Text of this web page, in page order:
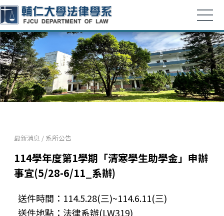
最新消息 / 系所公告
114學年度第1學期「清寒學生助學金」申辦
事宜(5/28-6/11_系辦)
送件時間：114.5.28(三)~114.6.11(三)
送件地點：法律系辦(LW319)